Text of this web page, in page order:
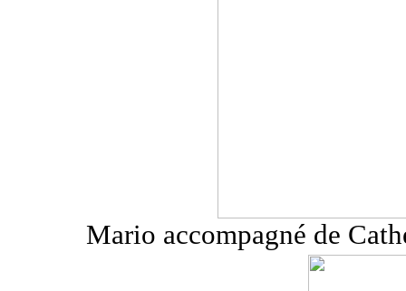
Mario accompagné de